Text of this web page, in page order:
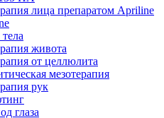
лица препаратом Apriline
живота
от целлюлита
мезотерапия
рук
глаза